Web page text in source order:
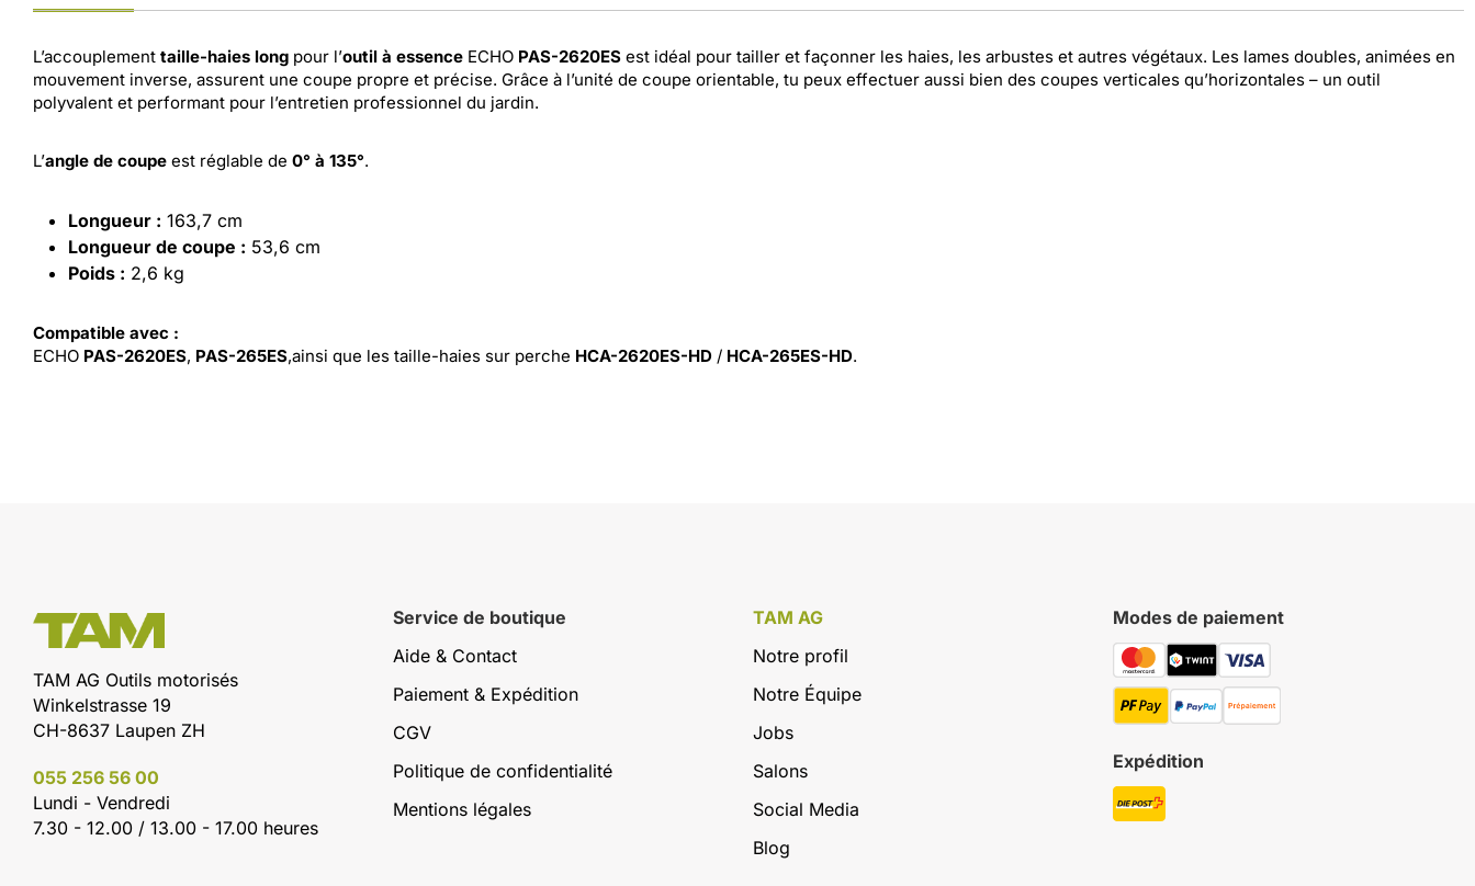
L’accouplement taille-haies long pour l’outil à essence ECHO PAS-2620ES est idéal pour tailler et façonner les haies, les arbustes et autres végétaux. Les lames doubles, animées en
mouvement inverse, assurent une coupe propre et précise. Grâce à l’unité de coupe orientable, tu peux effectuer aussi bien des coupes verticales qu’horizontales – un outil
polyvalent et performant pour l’entretien professionnel du jardin.
L’angle de coupe est réglable de 0° à 135°.
Longueur : 163,7 cm
Longueur de coupe : 53,6 cm
Poids : 2,6 kg
Compatible avec :
ECHO PAS-2620ES, PAS-265ES,ainsi que les taille-haies sur perche HCA-2620ES-HD / HCA-265ES-HD.
TAM AG Outils motorisés
Winkelstrasse 19
CH-8637 Laupen ZH
055 256 56 00
Lundi - Vendredi
7.30 - 12.00 / 13.00 - 17.00 heures
TAM AG
Notre profil
Notre Équipe
Jobs
Salons
Social Media
Blog
Service de boutique
Aide & Contact
Paiement & Expédition
CGV
Politique de confidentialité
Mentions légales
Modes de paiement
Expédition